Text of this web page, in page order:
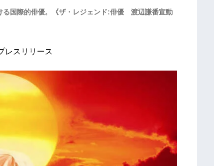
る国際的俳優。《ザ・レジェンド:俳優 渡辺謙番宣動
レスリリース